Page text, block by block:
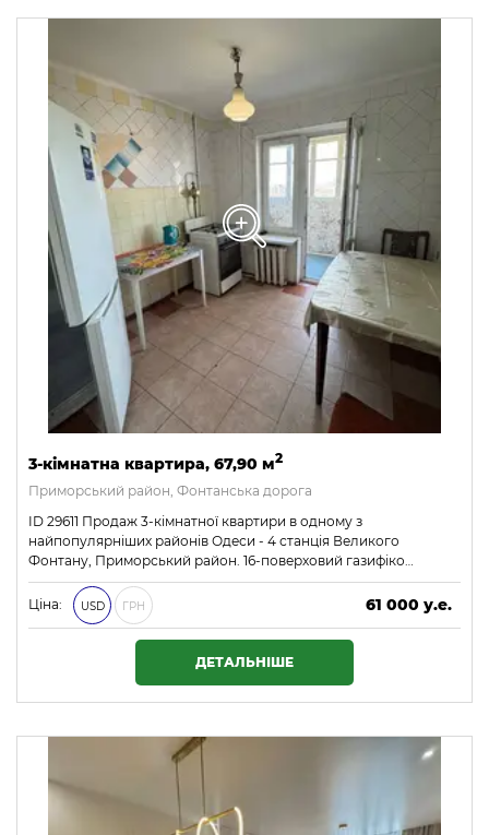
3-кімнатна квартира, 67,90 м2
Приморський район, Фонтанська дорога
ID 29611 Продаж 3-кімнатної квартири в одному з
найпопулярніших районів Одеси - 4 станція Великого
Фонтану, Приморський район. 16-поверховий газифіко…
Ціна: USD ГРН
61 000 у.е.
2 623 000 ₴
ДЕТАЛЬНІШЕ